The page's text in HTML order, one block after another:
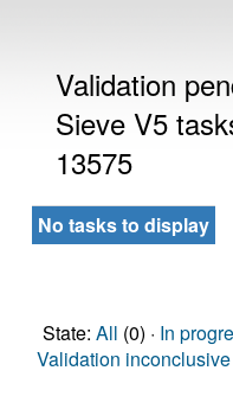
Validation
Sieve V5
13575
No tasks to display
State: All (0) · In
Validation inconclusive